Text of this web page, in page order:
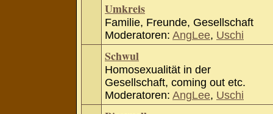
Umkreis
Familie, Freunde, Gesellschaft
Moderatoren: AngLee, Uschi
Schwul
Homosexualität in der
Gesellschaft, coming out etc.
Moderatoren: AngLee, Uschi